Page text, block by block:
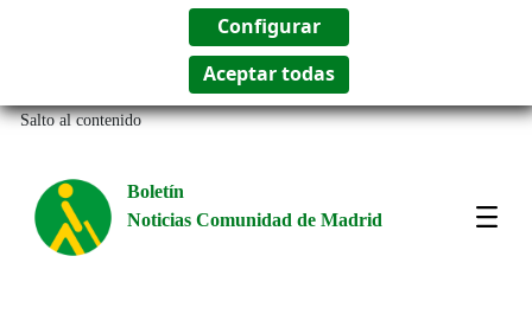
Salto al contenido
Boletín
Noticias Comunidad de Madrid